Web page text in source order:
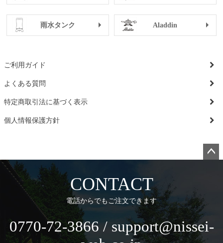
雨水タンク Aladdin
ご利用ガイド
よくある質問
特定商取引法に基づく表示
個人情報保護方針
CONTACT
電話からでもご注文できます
0770-72-3866 / support@nissei-